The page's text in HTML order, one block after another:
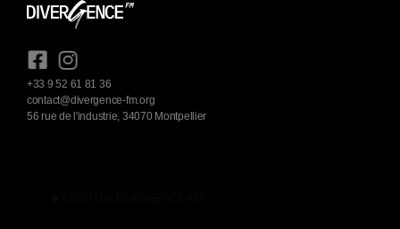
+33 9 52 61 81 36
contact@divergence-fm.org
56 rue de l'industrie, 34070 Montpellier